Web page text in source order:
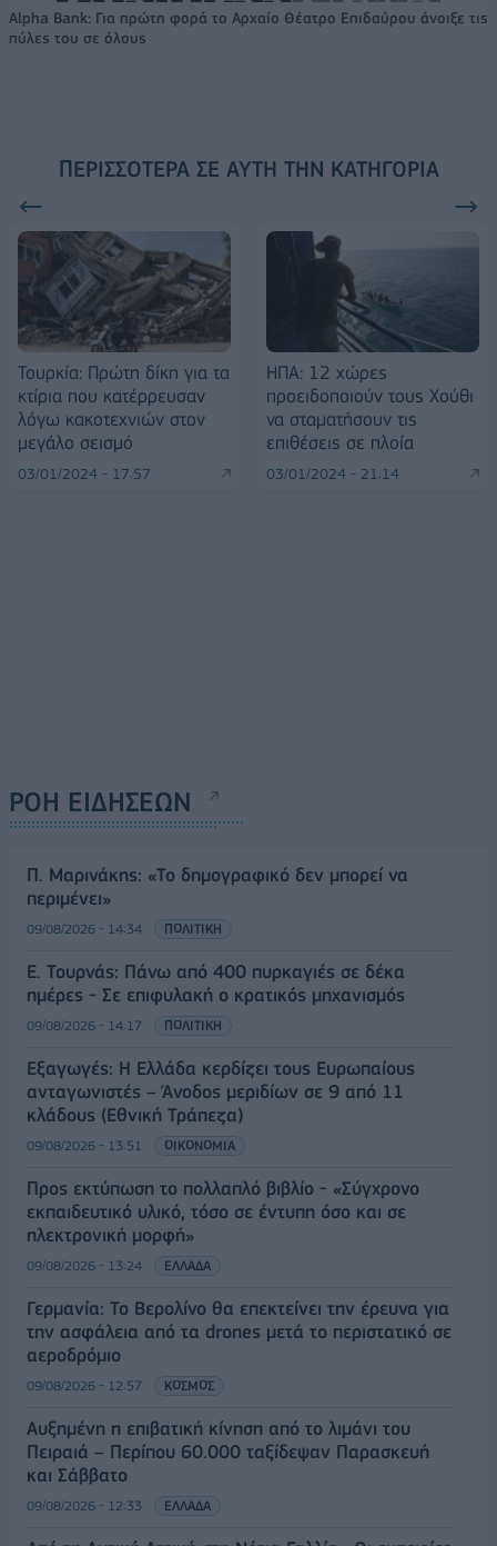
Alpha Bank: Για πρώτη φορά το Αρχαίο Θέατρο Επιδαύρου άνοιξε τις
πύλες του σε όλους
ΠΕΡΙΣΣΌΤΕΡΑ ΣΕ ΑΥΤΉ ΤΗΝ ΚΑΤΗΓΟΡΊΑ
Τουρκία: Πρώτη δίκη για τα
κτίρια που κατέρρευσαν
λόγω κακοτεχνιών στον
μεγάλο σεισμό
03/01/2024 - 17:57
ΗΠΑ: 12 χώρες
προειδοποιούν τους Χούθι
να σταματήσουν τις
επιθέσεις σε πλοία
03/01/2024 - 21:14
ΡΟΗ ΕΙΔΗΣΕΩΝ
Π. Μαρινάκης: «Το δημογραφικό δεν μπορεί να
περιμένει»
09/08/2026 - 14:34 ΠΟΛΙΤΙΚΗ
Ε. Τουρνάς: Πάνω από 400 πυρκαγιές σε δέκα
ημέρες - Σε επιφυλακή ο κρατικός μηχανισμός
09/08/2026 - 14:17 ΠΟΛΙΤΙΚΗ
Εξαγωγές: Η Ελλάδα κερδίζει τους Ευρωπαίους
ανταγωνιστές – Άνοδος μεριδίων σε 9 από 11
κλάδους (Εθνική Τράπεζα)
09/08/2026 - 13:51 ΟΙΚΟΝΟΜΙΑ
Προς εκτύπωση το πολλαπλό βιβλίο - «Σύγχρονο
εκπαιδευτικό υλικό, τόσο σε έντυπη όσο και σε
ηλεκτρονική μορφή»
09/08/2026 - 13:24 ΕΛΛΑΔΑ
Γερμανία: Το Βερολίνο θα επεκτείνει την έρευνα για
την ασφάλεια από τα drones μετά το περιστατικό σε
αεροδρόμιο
09/08/2026 - 12:57 ΚΟΣΜΟΣ
Αυξημένη η επιβατική κίνηση από το λιμάνι του
Πειραιά – Περίπου 60.000 ταξίδεψαν Παρασκευή
και Σάββατο
09/08/2026 - 12:33 ΕΛΛΑΔΑ